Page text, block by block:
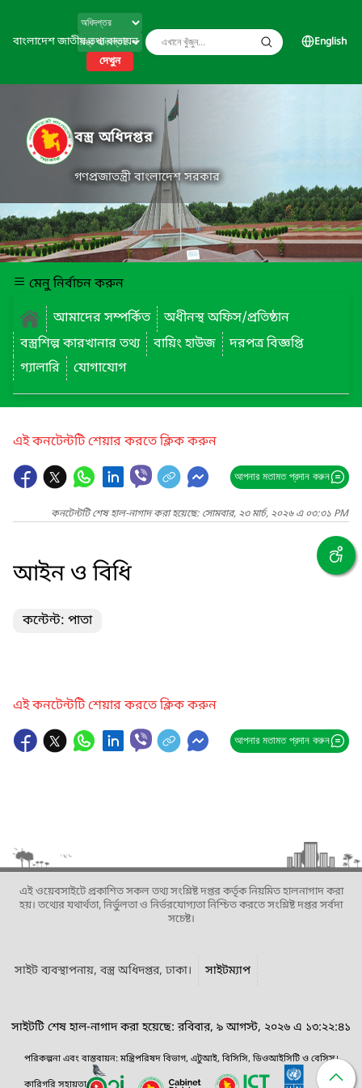
বাংলাদেশ জাতীয় তথ্য বাতায়ন
দেখুন
English
বস্ত্র অধিদপ্তর
গণপ্রজাতন্ত্রী বাংলাদেশ সরকার
মেনু নির্বাচন করুন
আমাদের সম্পর্কিত
অধীনস্থ অফিস/প্রতিষ্ঠান
বস্ত্রশিল্প কারখানার তথ্য
বায়িং হাউজ
দরপত্র বিজ্ঞপ্তি
গ্যালারি
যোগাযোগ
এই কনটেন্টটি শেয়ার করতে ক্লিক করুন
আপনার মতামত প্রদান করুন
কনটেন্টটি শেষ হাল-নাগাদ করা হয়েছে: সোমবার, ২৩ মার্চ, ২০২৬ এ ০৩:৩১ PM
আইন ও বিধি
কন্টেন্ট: পাতা
এই কনটেন্টটি শেয়ার করতে ক্লিক করুন
আপনার মতামত প্রদান করুন
এই ওয়েবসাইটে প্রকাশিত সকল তথ্য সংশ্লিষ্ট দপ্তর কর্তৃক নিয়মিত হালনাগাদ করা
হয়। তথ্যের যথার্থতা, নির্ভুলতা ও নির্ভরযোগ্যতা নিশ্চিত করতে সংশ্লিষ্ট দপ্তর সর্বদা
সচেষ্ট।
সাইট ব্যবস্থাপনায়, বস্ত্র অধিদপ্তর, ঢাকা। সাইটম্যাপ
সাইটটি শেষ হাল-নাগাদ করা হয়েছে: রবিবার, ৯ আগস্ট, ২০২৬ এ ১৩:২২:৪১
পরিকল্পনা এবং বাস্তবায়ন: মন্ত্রিপরিষদ বিভাগ, এটুআই, বিসিসি, ডিওআইসিটি ও বেসিস।
কারিগরি সহায়তা